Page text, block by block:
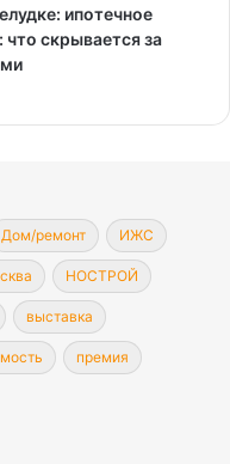
ипотечное
что скрывается за
Дом/ремонт ИЖС
НОСТРОЙ
выставка
премия